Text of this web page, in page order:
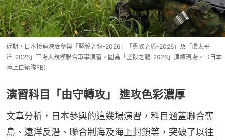
近期，日本接連深度參與「堅毅之龍-2026」「勇敢之盾-2026」及「環太平
洋-2026」三場大規模聯合軍事演習。圖為「堅毅之龍-2026」演練現場。（日本
陸上自衛隊FB)
演習科目「由守轉攻」 進攻色彩濃厚
文章分析，日本參與的這幾場演習，科目涵蓋聯合奪
島、遠洋反潛、聯合制海及海上封鎖等，突破了以往